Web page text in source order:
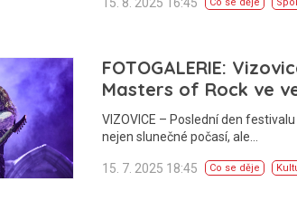
Co se děje
FOTOGALERIE:
Masters of Rock ve
VIZOVICE – Poslední den
nejen slunečné počasí, ale…
15. 7. 2025 18:45 Co se děje